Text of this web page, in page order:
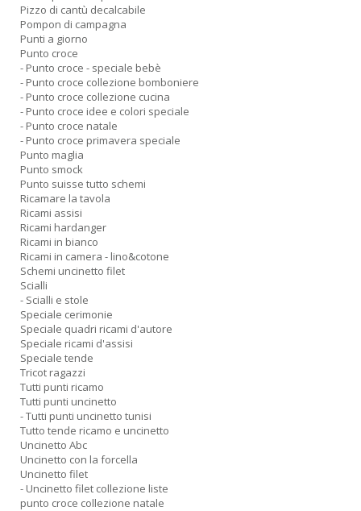
Pizzo di cantù decalcabile
Pompon di campagna
Punti a giorno
Punto croce
- Punto croce - speciale bebè
- Punto croce collezione bomboniere
- Punto croce collezione cucina
- Punto croce idee e colori speciale
- Punto croce natale
- Punto croce primavera speciale
Punto maglia
Punto smock
Punto suisse tutto schemi
Ricamare la tavola
Ricami assisi
Ricami hardanger
Ricami in bianco
Ricami in camera - lino&cotone
Schemi uncinetto filet
Scialli
- Scialli e stole
Speciale cerimonie
Speciale quadri ricami d'autore
Speciale ricami d'assisi
Speciale tende
Tricot ragazzi
Tutti punti ricamo
Tutti punti uncinetto
- Tutti punti uncinetto tunisi
Tutto tende ricamo e uncinetto
Uncinetto Abc
Uncinetto con la forcella
Uncinetto filet
- Uncinetto filet collezione liste
punto croce collezione natale